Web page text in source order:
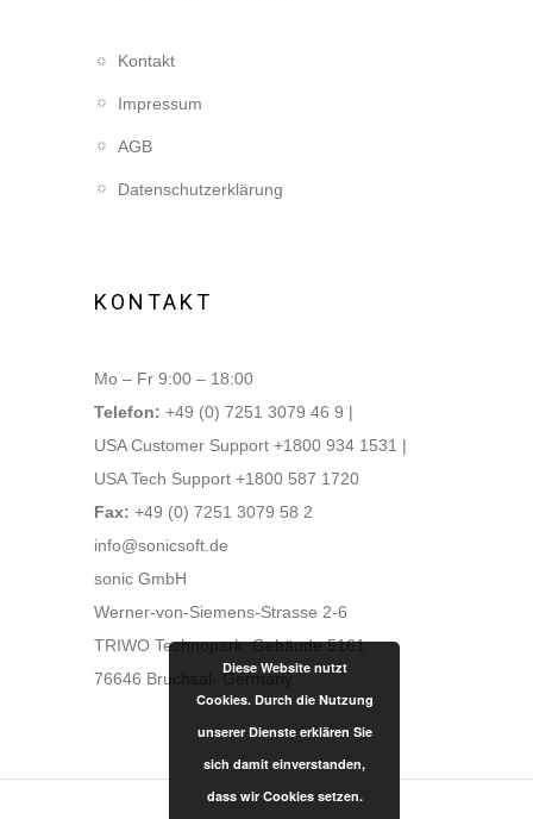
Kontakt
Impressum
AGB
Datenschutzerklärung
KONTAKT
Mo – Fr 9:00 – 18:00
Telefon: +49 (0) 7251 3079 46 9 |
USA Customer Support +1800 934 1531 |
USA Tech Support +1800 587 1720
Fax: +49 (0) 7251 3079 58 2
info@sonicsoft.de
sonic GmbH
Werner-von-Siemens-Strasse 2-6
TRIWO Technopark: Gebäude 5161
76646 Bruchsal- Germany
Diese Website nutzt
Cookies. Durch die Nutzung
unserer Dienste erklären Sie
sich damit einverstanden,
dass wir Cookies setzen.